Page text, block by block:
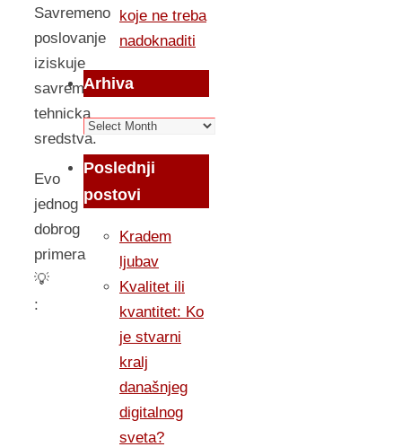
Savremeno
poslovanje
iziskuje
savremena
tehnicka
sredstva.
Evo
jednog
dobrog
primera
💡
:
koje ne treba
nadoknaditi
Arhiva
Arhiva
Poslednji
postovi
Kradem
ljubav
Kvalitet ili
kvantitet: Ko
je stvarni
kralj
današnjeg
digitalnog
sveta?